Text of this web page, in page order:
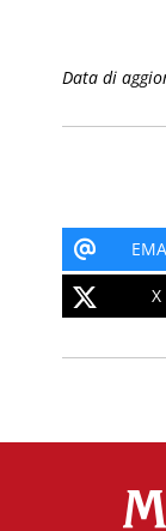
Data di
X